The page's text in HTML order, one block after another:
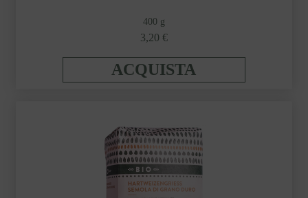
400 g
3,20 €
ACQUISTA